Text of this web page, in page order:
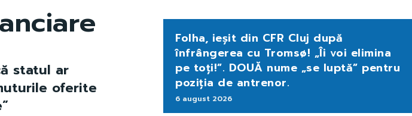
statul ar
oferite
Folha, ieșit din CFR Cluj după
înfrângerea cu Tromsø! „Îi voi elimina
pe toți!”. DOUĂ nume „se luptă” pentru
poziția de antrenor.
6 august 2026